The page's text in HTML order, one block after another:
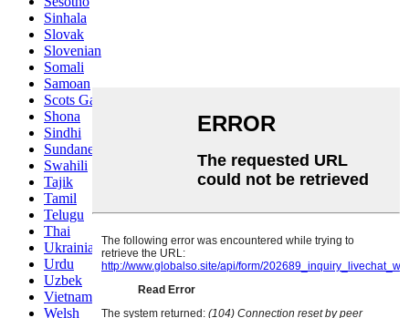
Sinhala
Slovak
Slovenian
Somali
Samoan
Scots Gaelic
Shona
Sindhi
Sundanese
Swahili
Tajik
Tamil
Telugu
Thai
Ukrainian
Urdu
Uzbek
Vietnamese
Welsh